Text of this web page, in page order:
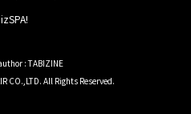
: TABIZINE
CO.,LTD. All Rights Reserved.